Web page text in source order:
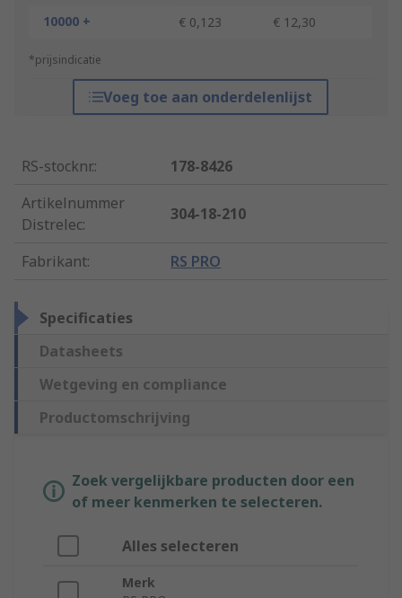
10000 +
€ 0,123 € 12,30
*prijsindicatie
Voeg toe aan onderdelenlijst
RS-stocknr.:
178-8426
Artikelnummer
Distrelec:
304-18-210
Fabrikant: RS PRO
Specificaties
Datasheets
Wetgeving en compliance
Productomschrijving
Zoek vergelijkbare producten door een
of meer kenmerken te selecteren.
Alles selecteren
Merk